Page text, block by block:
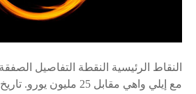
النقاط الرئيسية النقطة التفاصيل
مع إيلي واهي مقابل 25